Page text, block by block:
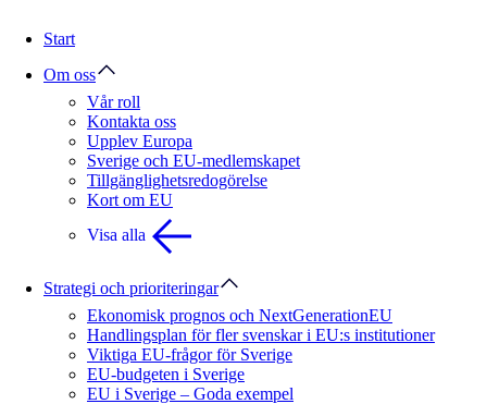
Start
Om oss
Vår roll
Kontakta oss
Upplev Europa
Sverige och EU-medlemskapet
Tillgänglighetsredogörelse
Kort om EU
Visa alla
Strategi och prioriteringar
Ekonomisk prognos och NextGenerationEU
Handlingsplan för fler svenskar i EU:s institutioner
Viktiga EU-frågor för Sverige
EU-budgeten i Sverige
EU i Sverige – Goda exempel